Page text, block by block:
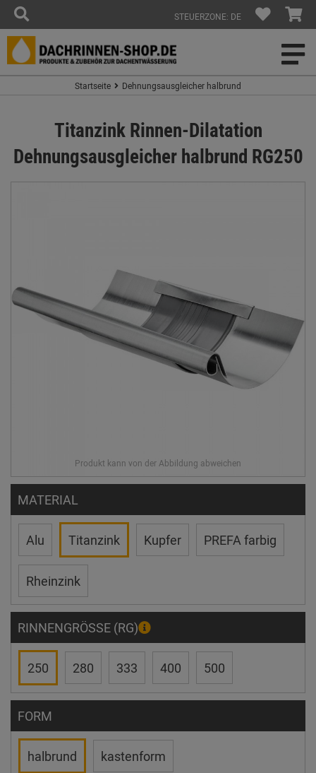
STEUERZONE: DE
Startseite Dehnungsausgleicher halbrund
Titanzink Rinnen-Dilatation
Dehnungsausgleicher halbrund RG250
MATERIAL
Alu Titanzink Kupfer PREFA farbig
Rheinzink
RINNENGRÖSSE (RG)
250 280 333 400 500
FORM
halbrund kastenform